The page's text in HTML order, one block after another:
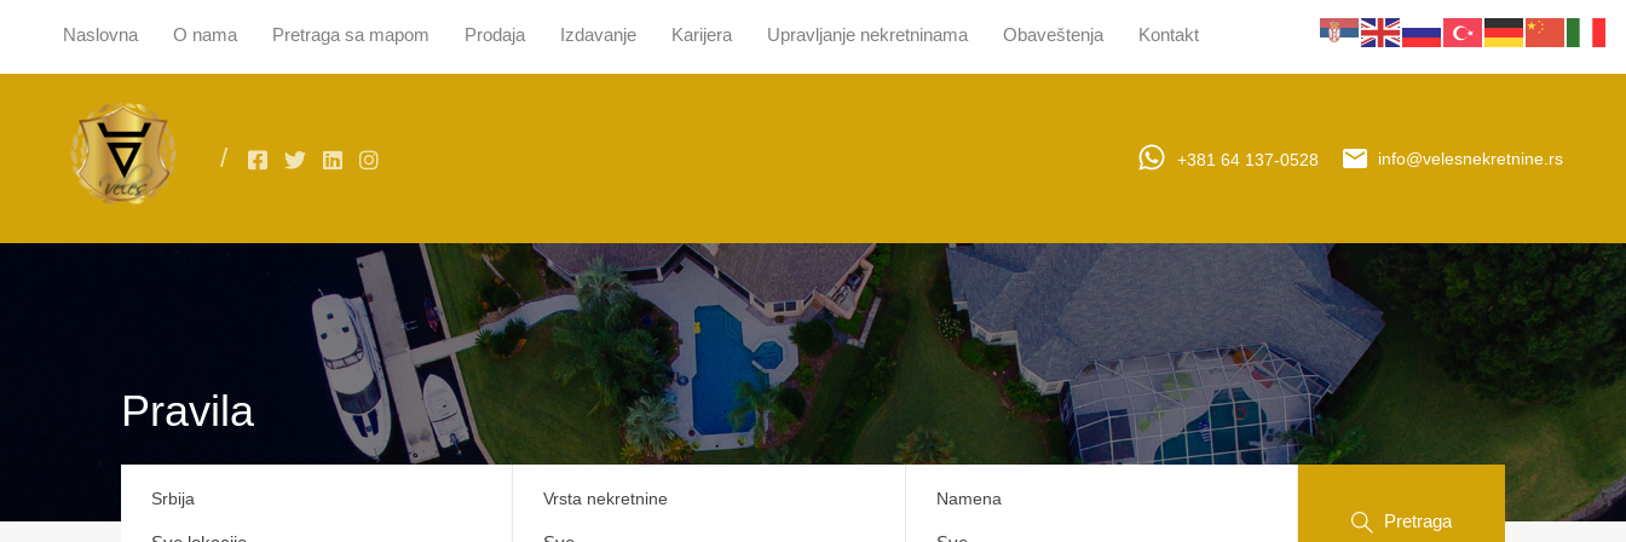
Naslovna O nama Pretraga sa mapom Prodaja Izdavanje Karijera Upravljanje nekretninama Obaveštenja Kontakt
Naslovna O nama Pretraga sa mapom Prodaja Izdavanje Karijera Upravljanje nekretninama Obaveštenja Kontakt
+381 64 137-0528 info@velesnekretnine.rs
Pravila
Srbija Vrsta nekretnine Namena
Pretraga